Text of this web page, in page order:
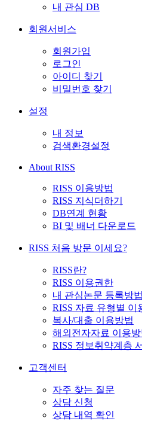
내 관심 DB
회원서비스
회원가입
로그인
아이디 찾기
비밀번호 찾기
설정
내 정보
검색환경설정
About RISS
RISS 이용방법
RISS 지식더하기
DB연계 현황
BI 및 배너 다운로드
RISS 처음 방문 이세요?
RISS란?
RISS 이용권한
내 관심논문 등록방법
RISS 자료 유형별 이
복사/대출 이용방법
해외전자자료 이용방
RISS 정보취약계층
고객센터
자주 찾는 질문
상담 신청
상담 내역 확인